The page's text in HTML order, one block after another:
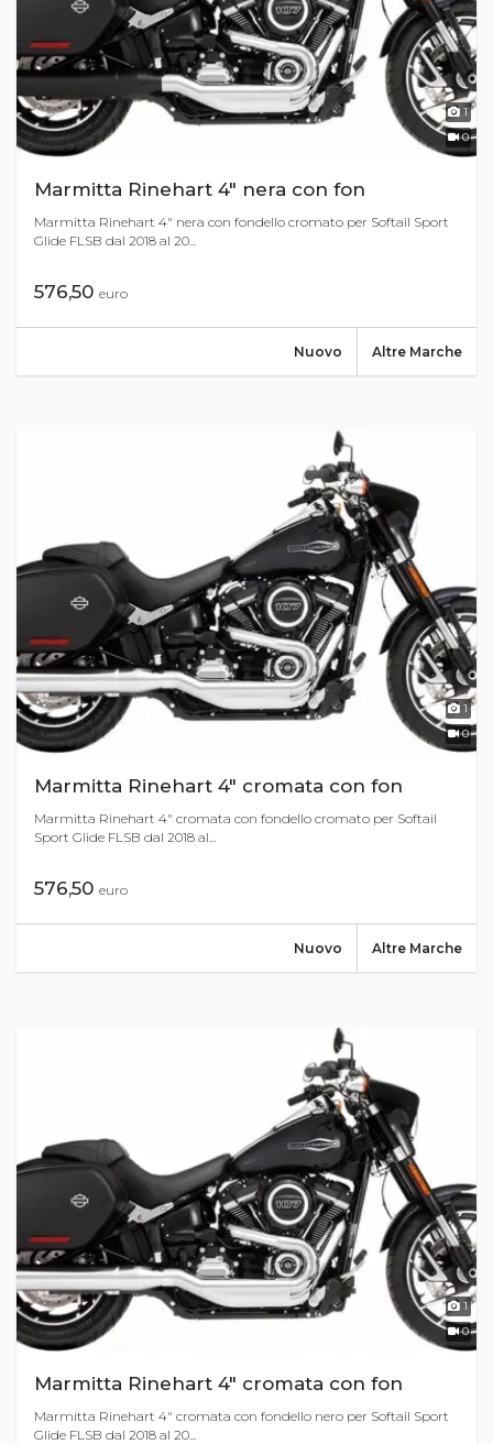
1
0
Marmitta Rinehart 4" nera con fon
Marmitta Rinehart 4" nera con fondello cromato per Softail Sport
Glide FLSB dal 2018 al 20...
576,50 euro
Altre Marche
Nuovo
1
0
Marmitta Rinehart 4" cromata con fon
Marmitta Rinehart 4" cromata con fondello cromato per Softail
Sport Glide FLSB dal 2018 al...
576,50 euro
Altre Marche
Nuovo
1
0
Marmitta Rinehart 4" cromata con fon
Marmitta Rinehart 4" cromata con fondello nero per Softail Sport
Glide FLSB dal 2018 al 20...